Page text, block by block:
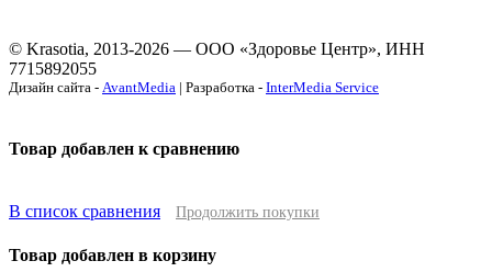
© Krasotia, 2013-2026 — ООО «Здоровье Центр», ИНН
7715892055
Дизайн сайта - AvantMedia | Разработка - InterMedia Service
Товар добавлен к сравнению
В список сравнения Продолжить покупки
Товар добавлен в корзину